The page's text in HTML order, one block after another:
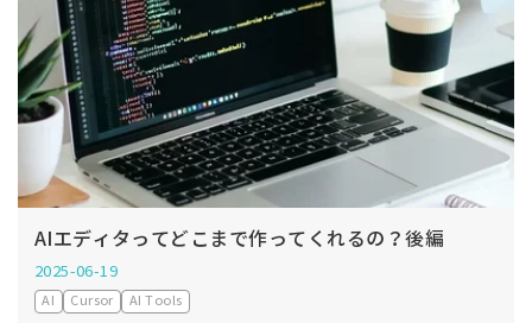
AIエディタってどこまで作ってくれるの？後編
2025-06-19
AI Cursor AI Tools